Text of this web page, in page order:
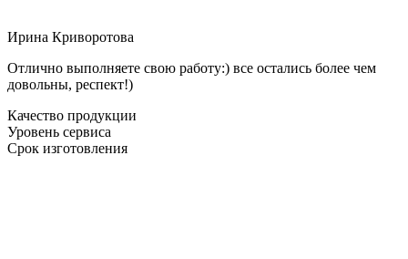
Ирина Криворотова
Отлично выполняете свою работу:) все остались более чем
довольны, респект!)
Качество продукции
Уровень сервиса
Срок изготовления